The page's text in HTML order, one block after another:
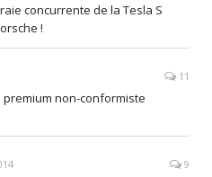
concurrente de la Tesla S
!
11
premium non-conformiste
9